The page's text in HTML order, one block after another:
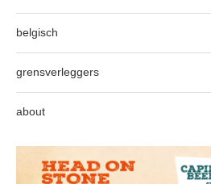
belgisch
grensverleggers
about